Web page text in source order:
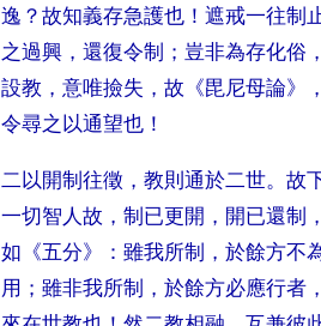
逸 ？故知義存急護也 ！遮戒一往制
之過興 ，還復令制 ； 豈非為存化俗
設教 ，意唯撿失 ，故 《毘尼母論》
令尋之以通望也 ！
二以開制往徵 ，教則通於二世。故
一切智人故 ，制 已更開 ， 開已還制
如 《五分》：雖我所制 ，於餘方不
用 ；雖非我所制 ，於餘方必應行者